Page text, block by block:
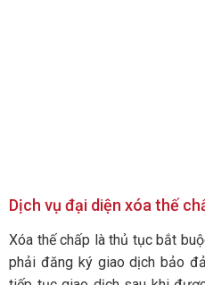
Dịch vụ đại diện xóa thế
Xóa thế chấp là thủ tục bắt
phải đăng ký giao dịch bảo